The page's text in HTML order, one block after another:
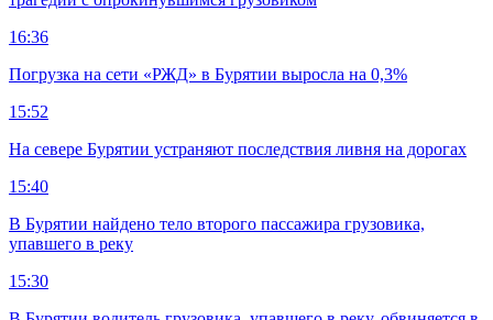
16:36
Погрузка на сети «РЖД» в Бурятии выросла на 0,3%
15:52
На севере Бурятии устраняют последствия ливня на дорогах
15:40
В Бурятии найдено тело второго пассажира грузовика,
упавшего в реку
15:30